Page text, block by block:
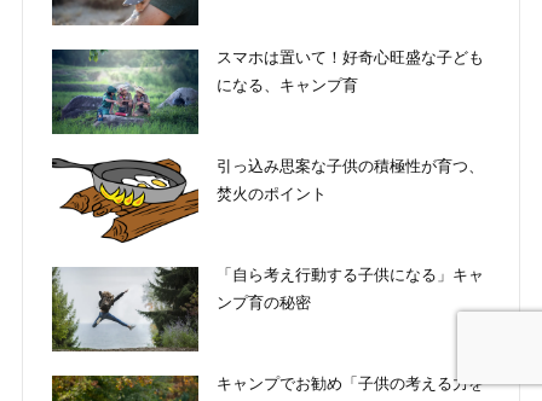
スマホは置いて！好奇心旺盛な子ども
になる、キャンプ育
引っ込み思案な子供の積極性が育つ、
焚火のポイント
「自ら考え行動する子供になる」キャ
ンプ育の秘密
キャンプでお勧め「子供の考える力を